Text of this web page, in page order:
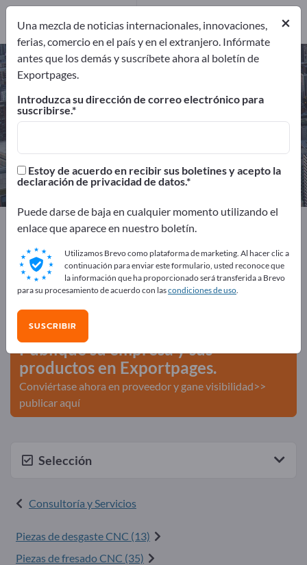
Fabricación de CNC – encuentre
fabricantes y proveedores
Exportadores Fabricantes
2 1
servicio2
Exportpages
Consultoría y Servicios
¡Anúnciese gratis en Exportpages!
comerciales >> Empiece aquí
Publique su empresa y sus
productos en Exportpages.
Conviértase ahora en proveedor y gane visibilidad>>
publicar aquí
Selección
Consultoría y Servicios
Piezas de desgaste CNC (13)
Piezas de fresado CNC (35)
×
Una mezcla de noticias internacionales, innovaciones,
ferias, comercio en el país y en el extranjero. Infórmate
antes que los demás y suscríbete ahora al boletín de
Exportpages.
Introduzca su dirección de correo electrónico para
suscribirse.
Estoy de acuerdo en recibir sus boletines y acepto la
declaración de privacidad de datos.
Puede darse de baja en cualquier momento utilizando el
enlace que aparece en nuestro boletín.
Utilizamos Brevo como plataforma de marketing. Al hacer clic a
continuación para enviar este formulario, usted reconoce que
la información que ha proporcionado será transferida a Brevo
para su procesamiento de acuerdo con lascondiciones de uso.
SUSCRIBIR